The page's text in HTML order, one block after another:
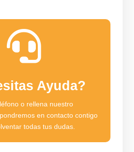

Ayuda?
o rellena nuestro
en contacto contigo
todas tus dudas.